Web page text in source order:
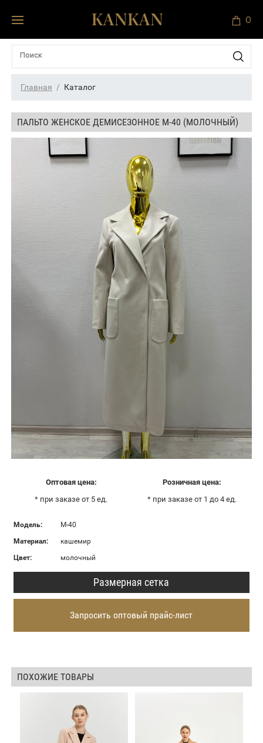
0
Главная Каталог
ПАЛЬТО ЖЕНСКОЕ ДЕМИСЕЗОННОЕ М-40 (МОЛОЧНЫЙ)
Оптовая цена:
* при заказе от 5 ед.
Розничная цена:
* при заказе от 1 до 4 ед.
Модель:
М-40
Материал:
кашемир
Цвет:
молочный
Размерная сетка
Запросить оптовый прайс-лист
ПОХОЖИЕ ТОВАРЫ